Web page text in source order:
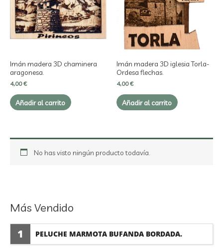
Imán madera 3D chaminera
aragonesa.
4,00€
Añadir al carrito
Imán madera 3D iglesia Torla-
Ordesa flechas.
4,00€
Añadir al carrito
No has visto ningún producto todavía.
Más Vendido
1 PELUCHE MARMOTA BUFANDA BORDADA.